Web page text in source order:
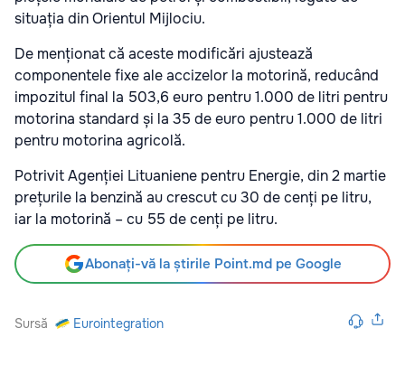
situația din Orientul Mijlociu.
De menționat că aceste modificări ajustează
componentele fixe ale accizelor la motorină, reducând
impozitul final la 503,6 euro pentru 1.000 de litri pentru
motorina standard și la 35 de euro pentru 1.000 de litri
pentru motorina agricolă.
Potrivit Agenției Lituaniene pentru Energie, din 2 martie
prețurile la benzină au crescut cu 30 de cenți pe litru,
iar la motorină – cu 55 de cenți pe litru.
Abonați-vă la știrile Point.md pe Google
Sursă Eurointegration